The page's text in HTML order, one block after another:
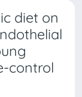
diet on
control